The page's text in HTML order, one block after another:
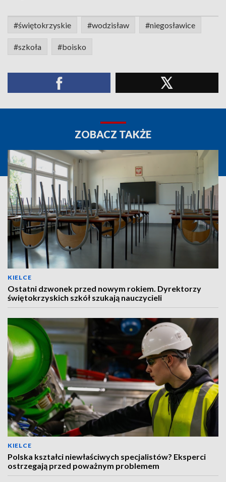
#świętokrzyskie #wodzisław #niegosławice
#szkoła #boisko
ZOBACZ TAKŻE
KIELCE
Ostatni dzwonek przed nowym rokiem. Dyrektorzy
świętokrzyskich szkół szukają nauczycieli
KIELCE
Polska kształci niewłaściwych specjalistów? Eksperci
ostrzegają przed poważnym problemem